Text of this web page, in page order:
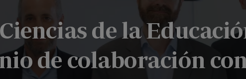
de la
de colaboración